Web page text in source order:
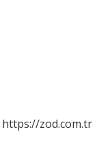
https://zod.com.tr